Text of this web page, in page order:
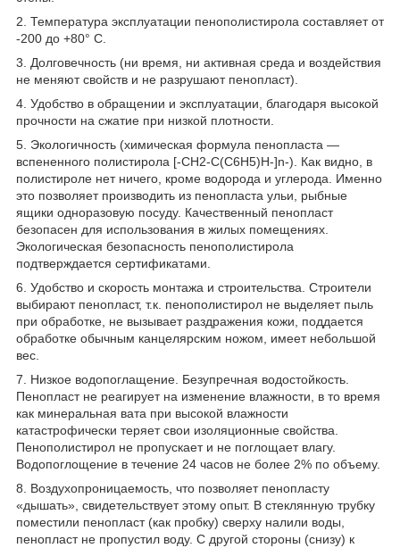
2. Температура эксплуатации пенополистирола составляет от
-200 до +80° С.
3. Долговечность (ни время, ни активная среда и воздействия
не меняют свойств и не разрушают пенопласт).
4. Удобство в обращении и эксплуатации, благодаря высокой
прочности на сжатие при низкой плотности.
5. Экологичность (химическая формула пенопласта —
вспененного полистирола [-СН2-С(С6Н5)Н-]n-). Как видно, в
полистироле нет ничего, кроме водорода и углерода. Именно
это позволяет производить из пенопласта ульи, рыбные
ящики одноразовую посуду. Качественный пенопласт
безопасен для использования в жилых помещениях.
Экологическая безопасность пенополистирола
подтверждается сертификатами.
6. Удобство и скорость монтажа и строительства. Строители
выбирают пенопласт, т.к. пенополистирол не выделяет пыль
при обработке, не вызывает раздражения кожи, поддается
обработке обычным канцелярским ножом, имеет небольшой
вес.
7. Низкое водопоглащение. Безупречная водостойкость.
Пенопласт не реагирует на изменение влажности, в то время
как минеральная вата при высокой влажности
катастрофически теряет свои изоляционные свойства.
Пенополистирол не пропускает и не поглощает влагу.
Водопоглощение в течение 24 часов не более 2% по объему.
8. Воздухопроницаемость, что позволяет пенопласту
«дышать», свидетельствует этому опыт. В стеклянную трубку
поместили пенопласт (как пробку) сверху налили воды,
пенопласт не пропустил воду. С другой стороны (снизу) к